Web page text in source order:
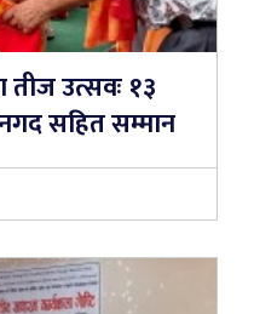
उत्सवः १३
सहित सम्मान